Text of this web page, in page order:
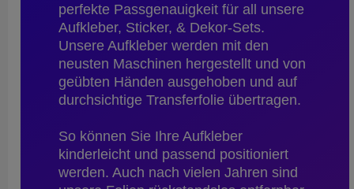
perfekte Passgenauigkeit für all unsere
Aufkleber, Sticker, & Dekor-Sets.
Unsere Aufkleber werden mit den
neusten Maschinen hergestellt und von
geübten Händen ausgehoben und auf
durchsichtige Transferfolie übertragen.
So können Sie Ihre Aufkleber
kinderleicht und passend positioniert
werden. Auch nach vielen Jahren sind